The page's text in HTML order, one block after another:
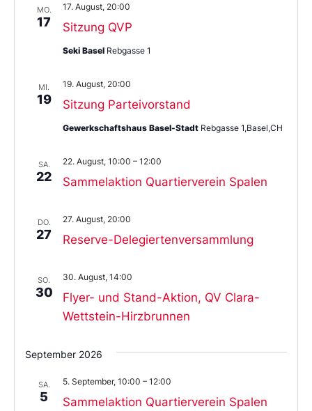
MO.
17 Sitzung QVP
17. August, 20:00
Seki Basel Rebgasse 1
MI.
19 Sitzung Parteivorstand
19. August, 20:00
Gewerkschaftshaus Basel-Stadt Rebgasse 1,Basel,CH
SA.
22 Sammelaktion Quartierverein Spalen
22. August, 10:00 – 12:00
DO.
27 Reserve-Delegiertenversammlung
27. August, 20:00
SO.
30
Flyer- und Stand-Aktion, QV Clara-
Wettstein-Hirzbrunnen
30. August, 14:00
September 2026
SA.
5 Sammelaktion Quartierverein Spalen
5. September, 10:00 – 12:00